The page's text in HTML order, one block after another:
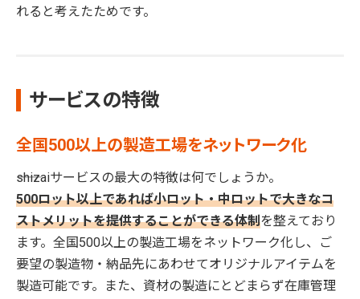
れると考えたためです。
サービスの特徴
全国500以上の製造工場をネットワーク化
――shizaiサービスの最大の特徴は何でしょうか。
500ロット以上であれば小ロット・中ロットで大きなコ
ストメリットを提供することができる体制を整えており
ます。全国500以上の製造工場をネットワーク化し、ご
要望の製造物・納品先にあわせてオリジナルアイテムを
製造可能です。また、資材の製造にとどまらず在庫管理